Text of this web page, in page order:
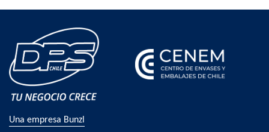
Una empresa Bunzl